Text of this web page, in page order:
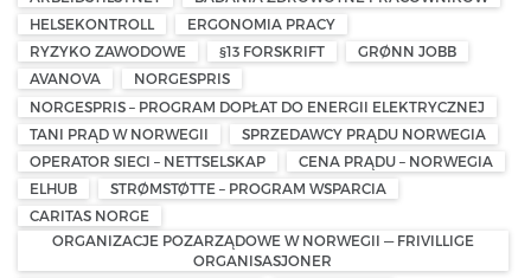
HELSEKONTROLL
ERGONOMIA PRACY
RYZYKO ZAWODOWE
§13 FORSKRIFT
GRØNN JOBB
AVANOVA
NORGESPRIS
NORGESPRIS – PROGRAM DOPŁAT DO ENERGII ELEKTRYCZNEJ
TANI PRĄD W NORWEGII
SPRZEDAWCY PRĄDU NORWEGIA
OPERATOR SIECI – NETTSELSKAP
CENA PRĄDU – NORWEGIA
ELHUB
STRØMSTØTTE – PROGRAM WSPARCIA
CARITAS NORGE
ORGANIZACJE POZARZĄDOWE W NORWEGII — FRIVILLIGE
ORGANISASJONER